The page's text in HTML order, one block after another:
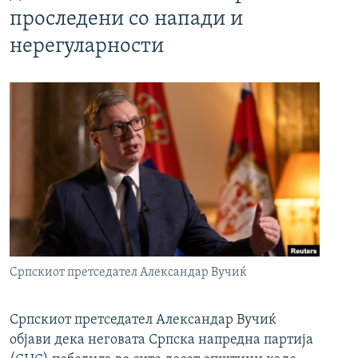
проследени со напади и
нерегуларности
Српскиот претседател Александар Вучиќ
Српскиот претседател Александар Вучиќ
објави дека неговата Српска напредна партија